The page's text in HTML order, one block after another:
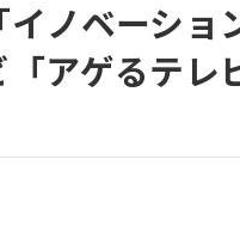
ノベーショ
アゲるテレ